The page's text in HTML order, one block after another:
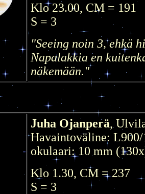
Klo 23.00, CM = 191
S = 3
"Seeing noin 3, ehkä
Napalakkia en
näkemään."
Juha Ojanperä,
Havaintoväline: L900/
okulaari: 10 mm
Klo 1.30, CM = 237
S = 3